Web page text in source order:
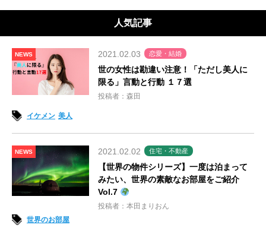
人気記事
NEWS 2021.02.03 恋愛・結婚
世の女性は勘違い注意！「ただし美人に
限る」言動と行動 １７選
投稿者：森田
イケメン 美人
NEWS 2021.02.02 住宅・不動産
【世界の物件シリーズ】一度は泊まって
みたい、世界の素敵なお部屋をご紹介
Vol.7
投稿者：本田まりおん
世界のお部屋